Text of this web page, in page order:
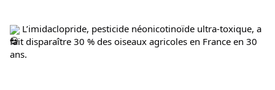
L’imidaclopride, pesticide néonicotinoïde ultra-toxique, a
fait disparaître 30 % des oiseaux agricoles en France en 30
ans.